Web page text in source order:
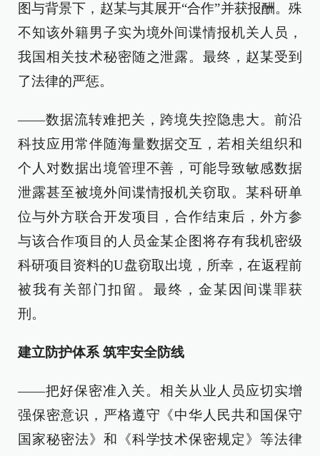
图与背景下，赵某与其展开“合作”并获报酬。殊
不知该外籍男子实为境外间谍情报机关人员，
我国相关技术秘密随之泄露。最终，赵某受到
了法律的严惩。
——数据流转难把关，跨境失控隐患大。前沿
科技应用常伴随海量数据交互，若相关组织和
个人对数据出境管理不善，可能导致敏感数据
泄露甚至被境外间谍情报机关窃取。某科研单
位与外方联合开发项目，合作结束后，外方参
与该合作项目的人员金某企图将存有我机密级
科研项目资料的U盘窃取出境，所幸，在返程前
被我有关部门扣留。最终，金某因间谍罪获
刑。
建立防护体系 筑牢安全防线
——把好保密准入关。相关从业人员应切实增
强保密意识，严格遵守《中华人民共和国保守
国家秘密法》和《科学技术保密规定》等法律